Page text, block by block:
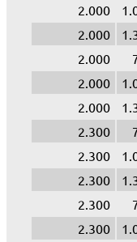
2.000
2.000
2.000
2.000
2.000
2.300
2.300
2.300
2.300
2.300